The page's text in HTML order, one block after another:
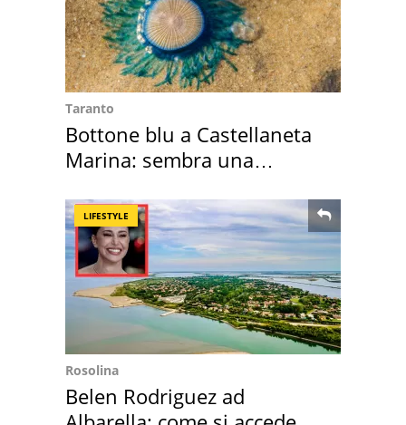
Taranto
Bottone blu a Castellaneta
Marina: sembra una
LIFESTYLE
Rosolina
Belen Rodriguez ad